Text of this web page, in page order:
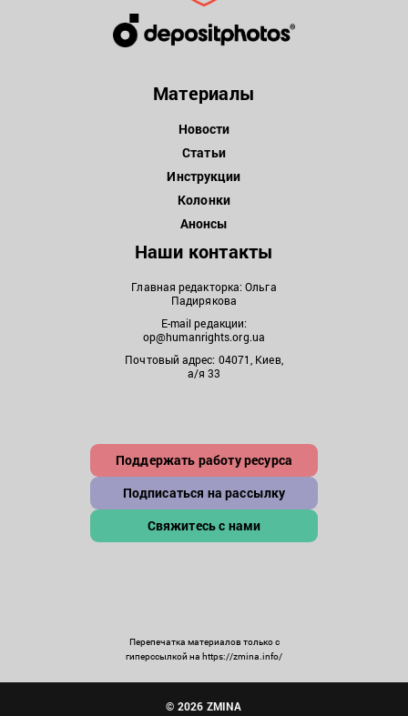
Материалы
Новости
Статьи
Инструкции
Колонки
Анонсы
Наши контакты
Главная редакторка: Ольга
Падирякова
E-mail редакции:
op@humanrights.org.ua
Почтовый адрес: 04071, Киев,
а/я 33
Поддержать работу ресурса
Подписаться на рассылку
Свяжитесь с нами
Перепечатка материалов только с
гиперссылкой на https://zmina.info/
© 2026 ZMINA